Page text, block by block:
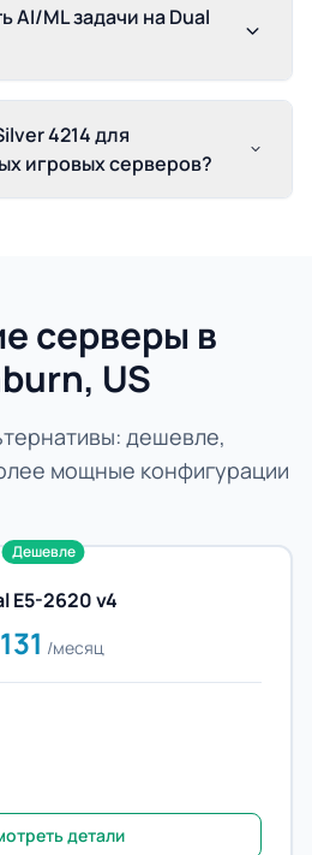
AI/ML задачи на Dual
4214 для
игровых серверов?
серверы в
US
дешевле,
мощные конфигурации
Дешевле
E5-2620 v4
/месяц
детали